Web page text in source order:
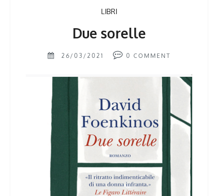
LIBRI
Due sorelle
26/03/2021 0 COMMENT